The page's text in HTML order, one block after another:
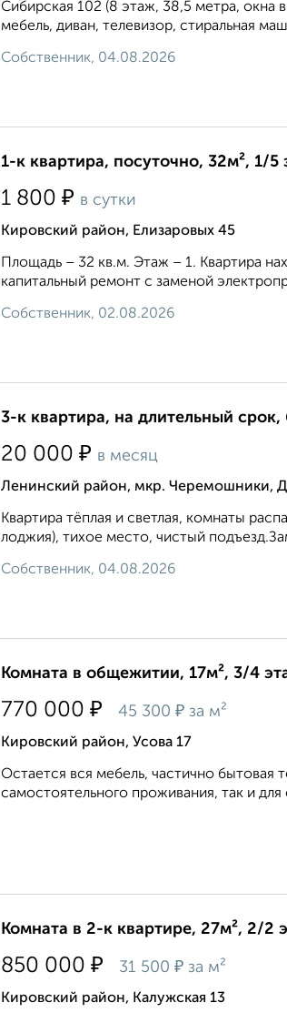
Сибирская 102 (8 этаж, 38,5 метра, окна
мебель, диван, телевизор, стиральная
Собственник, 04.08.2026
1-к квартира, посуточно, 32м², 1/5
1 800 ₽ в сутки
Кировский район, Елизаровых 45
Площадь – 32 кв.м. Этаж – 1. Квартира
капитальный ремонт с заменой
Собственник, 02.08.2026
3-к квартира, на длительный
20 000 ₽ в месяц
Ленинский район, мкр. Черемошники,
Квартира тёплая и светлая, комнаты
лоджия), тихое место, чистый
Собственник, 04.08.2026
Комната в общежитии, 17м², 3/4
770 000 ₽ 45 300 ₽ за м²
Кировский район, Усова 17
Остается вся мебель, частично
самостоятельного проживания, так и для
Комната в 2-к квартире, 27м², 2/2
850 000 ₽ 31 500 ₽ за м²
Кировский район, Калужская 13